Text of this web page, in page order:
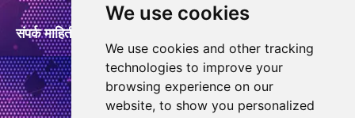
We use cookies
We use cookies and other tracking
technologies to improve your
browsing experience on our
website, to show you personalized
संपर्क माहिती
info@goodcansourcing.com